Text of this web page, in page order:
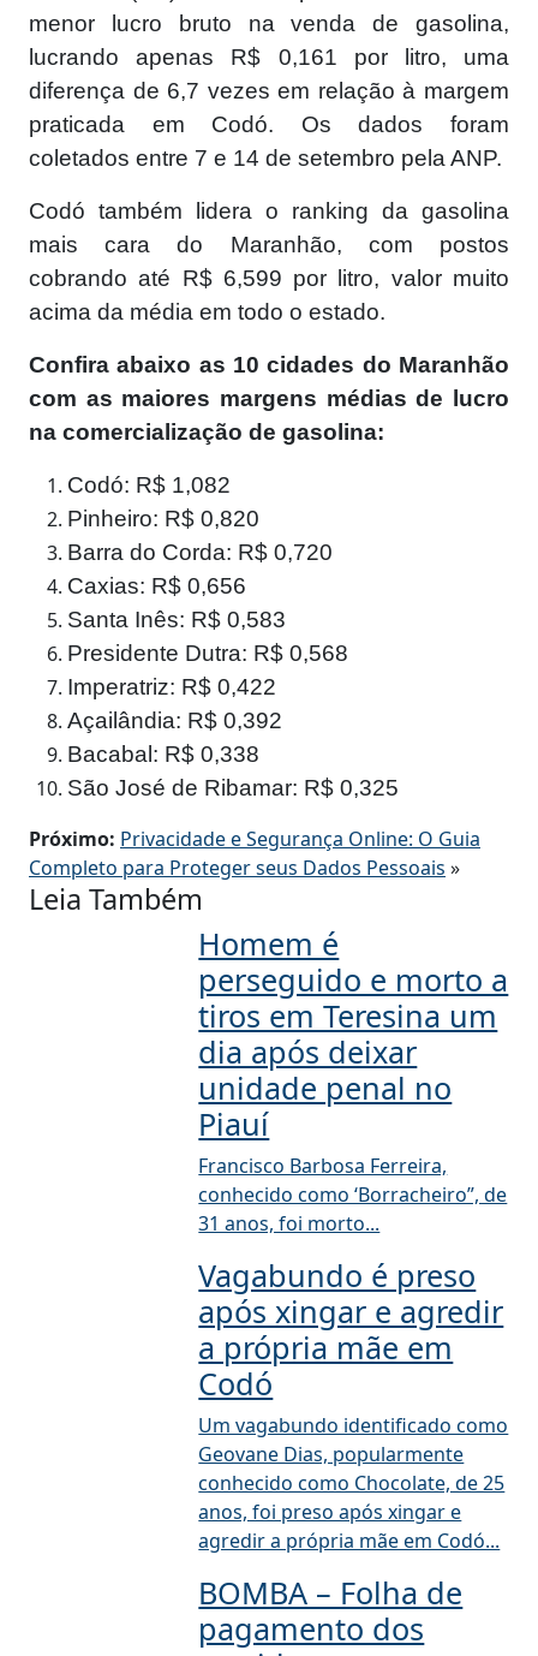
menor lucro bruto na venda de gasolina,
lucrando apenas R$ 0,161 por litro, uma
diferença de 6,7 vezes em relação à margem
praticada em Codó. Os dados foram
coletados entre 7 e 14 de setembro pela ANP.
Codó também lidera o ranking da gasolina
mais cara do Maranhão, com postos
cobrando até R$ 6,599 por litro, valor muito
acima da média em todo o estado.
Confira abaixo as 10 cidades do Maranhão
com as maiores margens médias de lucro
na comercialização de gasolina:
Codó: R$ 1,082
Pinheiro: R$ 0,820
Barra do Corda: R$ 0,720
Caxias: R$ 0,656
Santa Inês: R$ 0,583
Presidente Dutra: R$ 0,568
Imperatriz: R$ 0,422
Açailândia: R$ 0,392
Bacabal: R$ 0,338
São José de Ribamar: R$ 0,325
Próximo: Privacidade e Segurança Online: O Guia
Completo para Proteger seus Dados Pessoais »
Leia Também
Homem é
perseguido e morto a
tiros em Teresina um
dia após deixar
unidade penal no
Piauí
Francisco Barbosa Ferreira,
conhecido como ‘Borracheiro”, de
31 anos, foi morto...
Vagabundo é preso
após xingar e agredir
a própria mãe em
Codó
Um vagabundo identificado como
Geovane Dias, popularmente
conhecido como Chocolate, de 25
anos, foi preso após xingar e
agredir a própria mãe em Codó...
BOMBA – Folha de
pagamento dos